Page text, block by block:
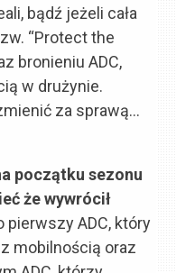
bądź jeżeli cała
“Protect the
bronieniu ADC,
w drużynie.
za sprawą…
początku sezonu
że wywrócił
pierwszy ADC, który
mobilnością oraz